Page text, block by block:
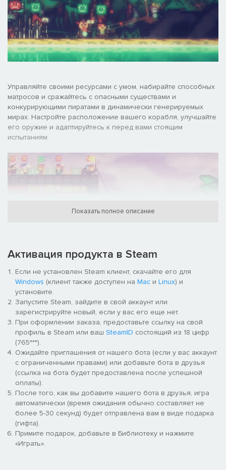
Управляйте своими ресурсами с умом, набирайте способных
матросов и сражайтесь с опасными существами и
конкурирующими пиратами в динамически генерируемых
мирах. Настройте расположение вашего корабля, улучшайте
его оружие и адаптируйтесь к перед вами стоящим
испытаниям.
Проявите свои тактические навыки, сражаясь в интенсивных
морских битвах, исследуя неизведанные острова и
взаимодействуя с разнообразными цивилизациями.
Разблокируйте мощные способности, собирайте ценные
добычи и укрепите свою легенду в качестве величайшего
пиратского капитана в этом захватывающем открытом мире.
Показать полное описание
Активация продукта в Steam
Если не установлен Steam клиент, скачайте его для
Windows (клиент также доступен на Mac и Linux) и
установите.
Запустите Steam, зайдите в свой аккаунт или
зарегистрируйте новый, если у вас его еще нет.
При оформлении заказа, предоставьте ссылку на свой
профиль в Steam или ваш SteamID состоящий из 18 цифр
(765***).
Ожидайте приглашения от нашего бота (если у вас аккаунт
с ограниченными правами) или добавьте бота в друзья
(ссылка на бота будет предоставлена после успешной
оплаты).
После того, как вы добавите нашего бота в друзья, игра
автоматически (время ожидания обычно составляет не
более 5-30 секунд) будет отправлена вам в виде подарка
(гифта).
Примите подарок, добавьте в Библиотеку и нажмите
«Играть».